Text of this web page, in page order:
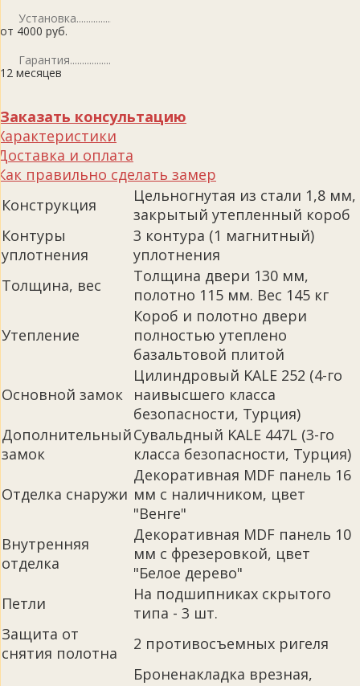
Установка
от 4000 руб.
Гарантия
12 месяцев
Заказать консультацию
и оплата
правильно сделать замер
Конструкция
Цельногнутая из стали 1,8 мм,
закрытый утепленный короб
Контуры
уплотнения
3 контура (1 магнитный)
уплотнения
Толщина, вес
Толщина двери 130 мм,
полотно 115 мм. Вес 145 кг
Утепление
Короб и полотно двери
полностью утеплено
базальтовой плитой
Основной замок
Цилиндровый KALE 252 (4-го
наивысшего класса
безопасности, Турция)
Дополнительный
замок
Сувальдный KALE 447L (3-го
класса безопасности, Турция)
Отделка снаружи
Декоративная MDF панель 16
мм с наличником, цвет
"Венге"
Внутренняя
отделка
Декоративная MDF панель 10
мм с фрезеровкой, цвет
"Белое дерево"
Петли
На подшипниках скрытого
типа - 3 шт.
Защита от
снятия полотна
2 противосъемных ригеля
Броненакладка врезная,